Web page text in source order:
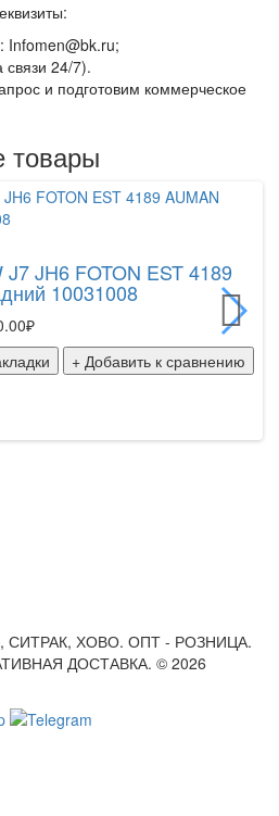
Infomen@bk.ru;
24/7).
и подготовим коммерческое
товары
J7 JH6 FOTON EST 4189
10031008
+ Добавить к сравнению
ХОВО. ОПТ - РОЗНИЦА.
ДОСТАВКА. © 2026